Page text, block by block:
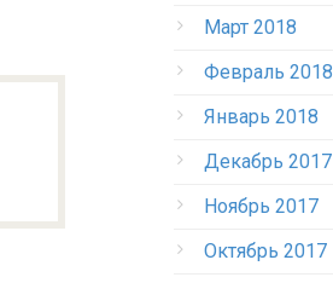
Март 2018
Февраль 2018
Январь 2018
Декабрь 2017
Ноябрь 2017
Октябрь 2017